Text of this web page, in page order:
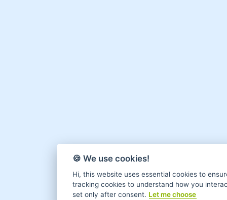
🍪 We use cookies!
Hi, this website uses essential cookies to
tracking cookies to understand how you
set only after consent. Let me choose